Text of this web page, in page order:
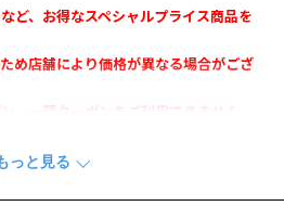
ど、お得なスペシャルプライス商品を
め店舗により価格が異なる場合がござ
、一部クーポンをご利用できません。
撃性が高く、フィット感をもたらすワ